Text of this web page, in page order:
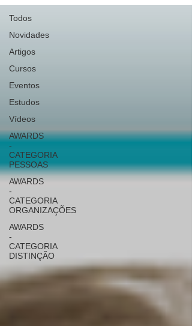
Todos
Novidades
Artigos
Cursos
Eventos
Estudos
Vídeos
AWARDS
-
CATEGORIA
PESSOAS
AWARDS
-
CATEGORIA
ORGANIZAÇÕES
AWARDS
-
CATEGORIA
DISTINÇÃO